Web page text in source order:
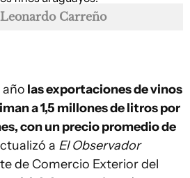
Leonardo Carreño
año las exportaciones de vinos
a 1,5 millones de litros por
con un precio promedio de
a El Observador
de Comercio Exterior del